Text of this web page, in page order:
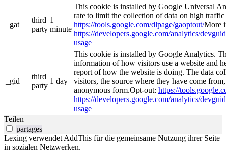
_gat
third
party
1
minute
This cookie is installed by Google Universal
rate to limit the collection of data on high traffic
https://tools.google.com/dlpage/gaoptout/More
https://developers.google.com/analytics/
usage
_gid
third
party
1 day
This cookie is installed by Google Analytics.
information of how visitors use a website and
report of how the website is doing. The data
visitors, the source where they have come
anonymous form.Opt-out: https://
https://developers.google.com/analytics/
usage
Teilen
partages
Lexing verwendet AddThis für die gemeinsame Nutzung ihrer Seite
in sozialen Netzwerken.